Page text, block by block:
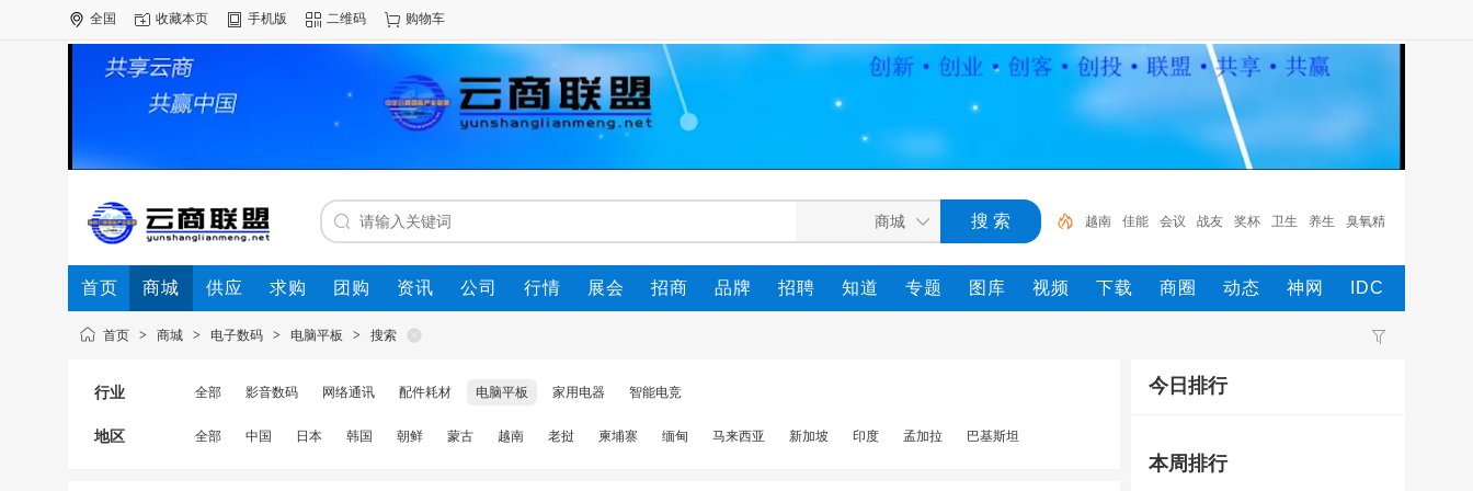
全国 收藏本页 手机版 二维码 购物车
越南 佳能 会议 战友 奖杯 卫生 养生 臭氧精
油 臭氧 金
首页 商城 供应 求购 团购 资讯 公司 行情 展会 招商 品牌 招聘 知道 专题 图库 视频 下载 商圈 动态 神网 IDC
首页 > 商城 > 电子数码 > 电脑平板 > 搜索
行业 全部 影音数码 网络通讯 配件耗材 电脑平板 家用电器 智能电竞
地区 全部 中国 日本 韩国 朝鲜 蒙古 越南 老挝 柬埔寨 缅甸 马来西亚 新加坡 印度 孟加拉 巴基斯坦
今日排行
本周排行